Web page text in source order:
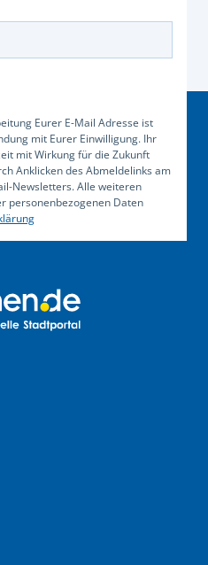
Eurer E-Mail Adresse ist
mit Eurer Einwilligung. Ihr
mit Wirkung für die Zukunft
Anklicken des Abmeldelinks am
Newsletters. Alle weiteren
personenbezogenen Daten
auf YouTube
auf X